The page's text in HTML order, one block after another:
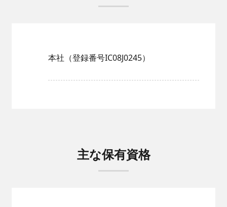
本社（登録番号IC08J0245）
主な保有資格